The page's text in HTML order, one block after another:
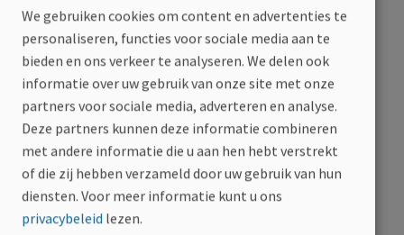
van MS-Liga Vlaanderen.
Wie: Griet
Wat: verkoop van Tupperware appeldoosje + appel
Waar: bestelling via e-mail
Wanneer: 03/05/2021 - 16/05/2021
We gebruiken cookies om content en advertenties te
personaliseren, functies voor sociale media aan te
bieden en ons verkeer te analyseren. We delen ook
informatie over uw gebruik van onze site met onze
partners voor sociale media, adverteren en analyse.
Deze partners kunnen deze informatie combineren
met andere informatie die u aan hen hebt verstrekt
of die zij hebben verzameld door uw gebruik van hun
diensten. Voor meer informatie kunt u ons
privacybeleid lezen.